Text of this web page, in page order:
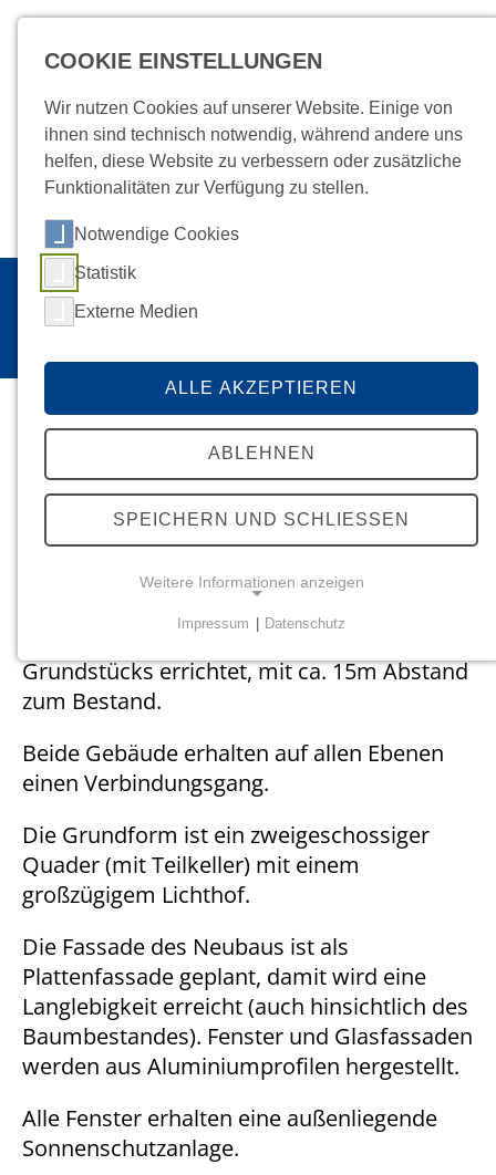
Jobs Anfahrt
Startseite Bau Projekte
AMEOS KLINIKUM ANKLAM
Erweiterung und
Neubau - AMEOS
Klinikum Anklam
Der Neubau wird auf dem östlichen Teil des
Grundstücks errichtet, mit ca. 15m Abstand
zum Bestand.
Beide Gebäude erhalten auf allen Ebenen
einen Verbindungsgang.
Die Grundform ist ein zweigeschossiger
Quader (mit Teilkeller) mit einem
großzügigem Lichthof.
Die Fassade des Neubaus ist als
Plattenfassade geplant, damit wird eine
Langlebigkeit erreicht (auch hinsichtlich des
Baumbestandes). Fenster und Glasfassaden
werden aus Aluminiumprofilen hergestellt.
Alle Fenster erhalten eine außenliegende
Sonnenschutzanlage.
COOKIE EINSTELLUNGEN
Wir nutzen Cookies auf unserer Website. Einige von
ihnen sind technisch notwendig, während andere uns
helfen, diese Website zu verbessern oder zusätzliche
Funktionalitäten zur Verfügung zu stellen.
Notwendige Cookies
Statistik
Externe Medien
ALLE AKZEPTIEREN
ABLEHNEN
SPEICHERN UND SCHLIESSEN
Weitere Informationen anzeigen
Notwendige Cookies ermöglichen grundlegende
Funktionen und sind für die einwandfreie Funktion
Einverständnis-Cookie
Name:
cookie_consent
Zweck:
Einverständnis-Optionen des Benutzers
Cookie Laufzeit:
1 Jahr
Statistik Cookies erfassen Informationen anonym.
Diese Informationen helfen uns zu verstehen, wie
Impressum Datenschutz